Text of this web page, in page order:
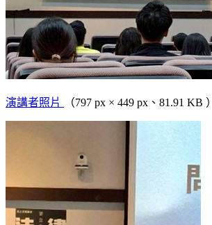
演講者照片 （797 px × 449 px、81.91 KB ）